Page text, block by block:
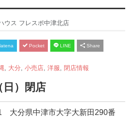
ウス フレスポ中津北店
Pocket LINE Share
大分 小売店, 洋服 閉店情報
日）閉店
大分県中津市大字大新田290番